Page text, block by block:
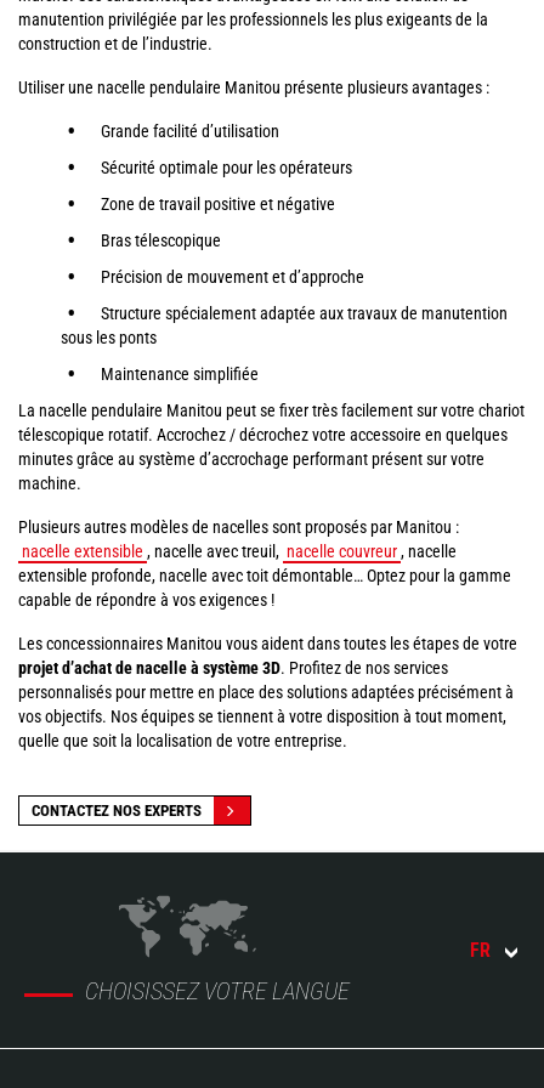
manutention privilégiée par les professionnels les plus exigeants de la
construction et de l’industrie.
Utiliser une nacelle pendulaire Manitou présente plusieurs avantages :
Grande facilité d’utilisation
Sécurité optimale pour les opérateurs
Zone de travail positive et négative
Bras télescopique
Précision de mouvement et d’approche
Structure spécialement adaptée aux travaux de manutention
sous les ponts
Maintenance simplifiée
La nacelle pendulaire Manitou peut se fixer très facilement sur votre chariot
télescopique rotatif. Accrochez / décrochez votre accessoire en quelques
minutes grâce au système d’accrochage performant présent sur votre
machine.
Plusieurs autres modèles de nacelles sont proposés par Manitou :
nacelle extensible , nacelle avec treuil, nacelle couvreur, nacelle
extensible profonde, nacelle avec toit démontable… Optez pour la gamme
capable de répondre à vos exigences !
Les concessionnaires Manitou vous aident dans toutes les étapes de votre
projet d’achat de nacelle à système 3D. Profitez de nos services
personnalisés pour mettre en place des solutions adaptées précisément à
vos objectifs. Nos équipes se tiennent à votre disposition à tout moment,
quelle que soit la localisation de votre entreprise.
CONTACTEZ NOS EXPERTS
CHOISISSEZ VOTRE LANGUE
FR